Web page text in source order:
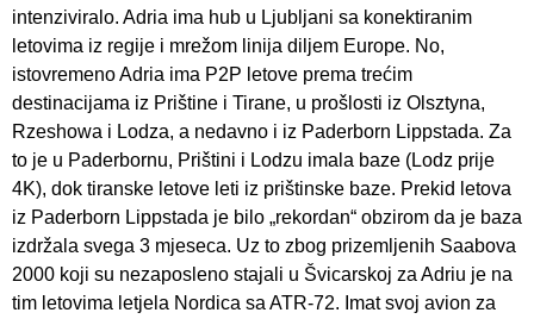
intenziviralo. Adria ima hub u Ljubljani sa konektiranim
letovima iz regije i mrežom linija diljem Europe. No,
istovremeno Adria ima P2P letove prema trećim
destinacijama iz Prištine i Tirane, u prošlosti iz Olsztyna,
Rzeshowa i Lodza, a nedavno i iz Paderborn Lippstada. Za
to je u Paderbornu, Prištini i Lodzu imala baze (Lodz prije
4K), dok tiranske letove leti iz prištinske baze. Prekid letova
iz Paderborn Lippstada je bilo „rekordan“ obzirom da je baza
izdržala svega 3 mjeseca. Uz to zbog prizemljenih Saabova
2000 koji su nezaposleno stajali u Švicarskoj za Adriu je na
tim letovima letjela Nordica sa ATR-72. Imat svoj avion za